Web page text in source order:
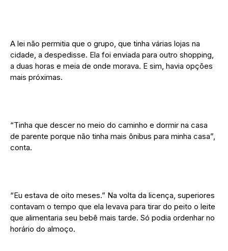
A lei não permitia que o grupo, que tinha várias lojas na
cidade, a despedisse. Ela foi enviada para outro shopping,
a duas horas e meia de onde morava. E sim, havia opções
mais próximas.
“Tinha que descer no meio do caminho e dormir na casa
de parente porque não tinha mais ônibus para minha casa”,
conta.
“Eu estava de oito meses.” Na volta da licença, superiores
contavam o tempo que ela levava para tirar do peito o leite
que alimentaria seu bebê mais tarde. Só podia ordenhar no
horário do almoço.